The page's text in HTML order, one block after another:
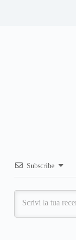
Subscribe